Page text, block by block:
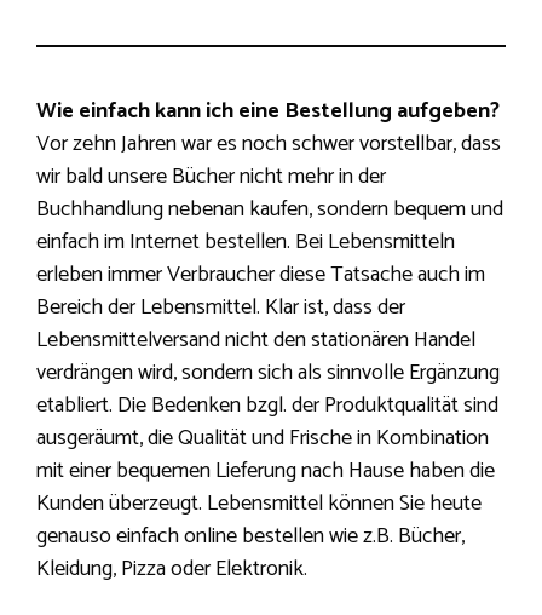
Wie einfach kann ich eine Bestellung aufgeben?
Vor zehn Jahren war es noch schwer vorstellbar, dass
wir bald unsere Bücher nicht mehr in der
Buchhandlung nebenan kaufen, sondern bequem und
einfach im Internet bestellen. Bei Lebensmitteln
erleben immer Verbraucher diese Tatsache auch im
Bereich der Lebensmittel. Klar ist, dass der
Lebensmittelversand nicht den stationären Handel
verdrängen wird, sondern sich als sinnvolle Ergänzung
etabliert. Die Bedenken bzgl. der Produktqualität sind
ausgeräumt, die Qualität und Frische in Kombination
mit einer bequemen Lieferung nach Hause haben die
Kunden überzeugt. Lebensmittel können Sie heute
genauso einfach online bestellen wie z.B. Bücher,
Kleidung, Pizza oder Elektronik.